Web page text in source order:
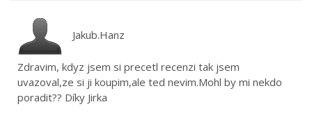
Jakub.Hanz
Zdravim, kdyz jsem si precetl recenzi tak jsem
uvazoval,ze si ji koupim,ale ted nevim.Mohl by mi nekdo
poradit?? Díky Jirka